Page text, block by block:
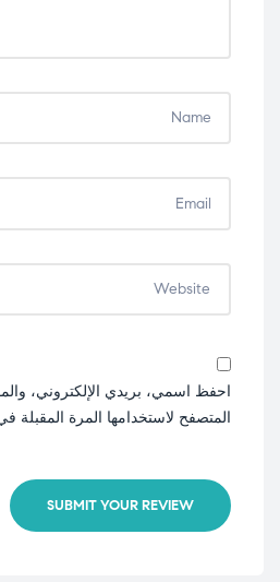
احفظ اسمي، بريدي الإلكتروني،
المتصفح لاستخدامها المرة المقبلة
SUBMIT YOUR REVIEW